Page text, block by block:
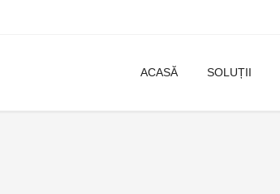
ACASĂ SOLUȚII